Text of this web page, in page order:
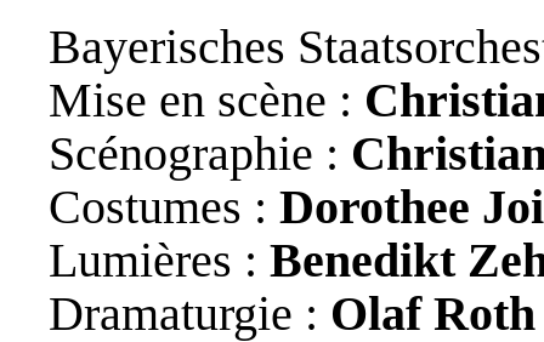
Bayerisches
Mise en scène :
Scénographie :
Costumes : Dorothee
Lumières : Benedikt
Dramaturgie : Olaf Roth